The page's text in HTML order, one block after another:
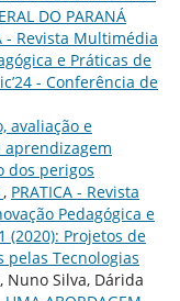
DO PARANÁ
- Revista Multimédia
e Práticas de
- Conferência de
avaliação e
dos perigos
, PRATICA - Revista
Pedagógica e
(2020): Projetos de
pelas Tecnologias
Nuno Silva, Dárida